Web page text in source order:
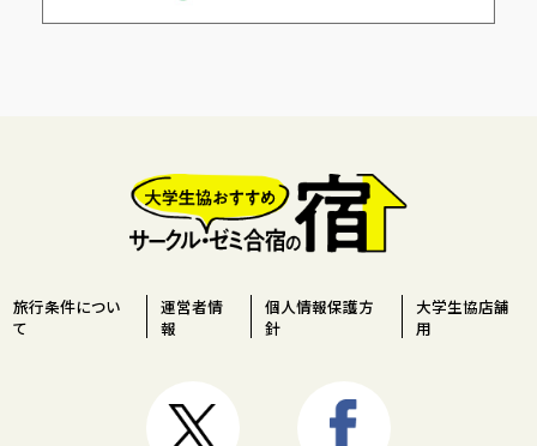
旅行条件につい
て
運営者情
報
個人情報保護方
針
大学生協店舗
用